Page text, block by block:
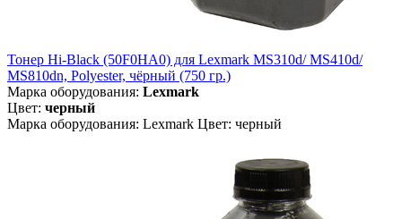
Тонер Hi-Black (50F0HA0) для Lexmark MS310d/ MS410d/
MS810dn, Polyester, чёрный (750 гр.)
Марка оборудования: Lexmark
Цвет: черный
Марка оборудования: Lexmark Цвет: черный